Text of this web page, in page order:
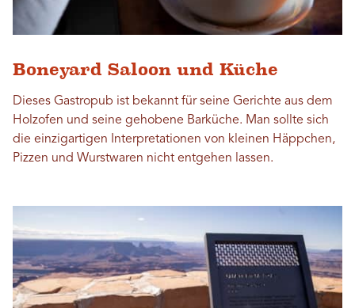
Boneyard Saloon und Küche
Dieses Gastropub ist bekannt für seine Gerichte aus dem
Holzofen und seine gehobene Barküche. Man sollte sich
die einzigartigen Interpretationen von kleinen Häppchen,
Pizzen und Wurstwaren nicht entgehen lassen.